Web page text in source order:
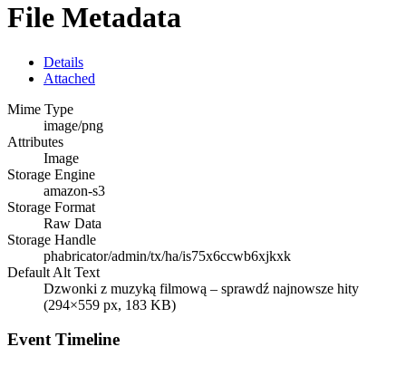
File Metadata
Details
Attached
Mime Type
image/png
Attributes
Image
Storage Engine
amazon-s3
Storage Format
Raw Data
Storage Handle
phabricator/admin/tx/ha/is75x6ccwb6xjkxk
Default Alt Text
Dzwonki z muzyką filmową – sprawdź najnowsze hity
(294×559 px, 183 KB)
Event Timeline